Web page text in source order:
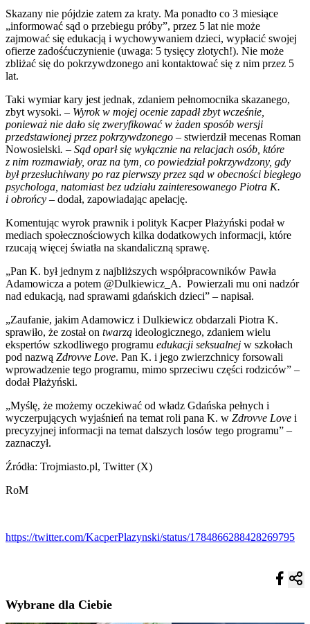
Skazany nie pójdzie zatem za kraty. Ma ponadto co 3 miesiące
„informować sąd o przebiegu próby”, przez 5 lat nie może
zajmować się edukacją i wychowywaniem dzieci, wypłacić swojej
ofierze zadośćuczynienie (uwaga: 5 tysięcy złotych!). Nie może
zbliżać się do pokrzywdzonego ani kontaktować się z nim przez 5
lat.
Taki wymiar kary jest jednak, zdaniem pełnomocnika skazanego,
zbyt wysoki. – Wyrok w mojej ocenie zapadł zbyt wcześnie,
ponieważ nie dało się zweryfikować w żaden sposób wersji
przedstawionej przez pokrzywdzonego – stwierdził mecenas Roman
Nowosielski. – Sąd oparł się wyłącznie na relacjach osób, które
z nim rozmawiały, oraz na tym, co powiedział pokrzywdzony, gdy
był przesłuchiwany po raz pierwszy przez sąd w obecności biegłego
psychologa, natomiast bez udziału zainteresowanego Piotra K.
i obrońcy – dodał, zapowiadając apelację.
Komentując wyrok prawnik i polityk Kacper Płażyński podał w
mediach społecznościowych kilka dodatkowych informacji, które
rzucają więcej światła na skandaliczną sprawę.
„Pan K. był jednym z najbliższych współpracowników Pawła
Adamowicza a potem @Dulkiewicz_A. Powierzali mu oni nadzór
nad edukacją, nad sprawami gdańskich dzieci” – napisał.
„Zaufanie, jakim Adamowicz i Dulkiewicz obdarzali Piotra K.
sprawiło, że został on twarzą ideologicznego, zdaniem wielu
ekspertów szkodliwego programu edukacji seksualnej w szkołach
pod nazwą Zdrovve Love. Pan K. i jego zwierzchnicy forsowali
wprowadzenie tego programu, mimo sprzeciwu części rodziców” –
dodał Płażyński.
„Myślę, że możemy oczekiwać od władz Gdańska pełnych i
wyczerpujących wyjaśnień na temat roli pana K. w Zdrovve Love i
precyzyjnej informacji na temat dalszych losów tego programu” –
zaznaczył.
Źródła: Trojmiasto.pl, Twitter (X)
RoM
https://twitter.com/KacperPlazynski/status/1784866288428269795
Wybrane dla Ciebie